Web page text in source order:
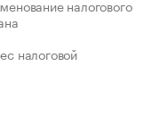
налогового
налоговой